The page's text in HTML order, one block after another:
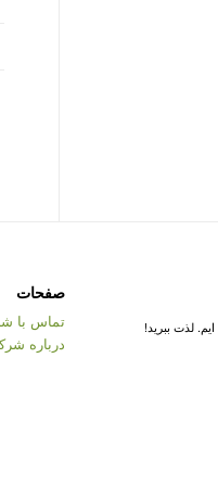
لذت ببرید!
صفحات
تماس با
درباره